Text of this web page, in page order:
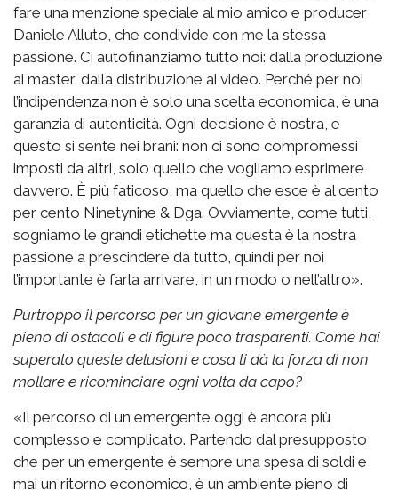
fare una menzione speciale al mio amico e producer
Daniele Alluto, che condivide con me la stessa
passione. Ci autofinanziamo tutto noi: dalla produzione
ai master, dalla distribuzione ai video. Perché per noi
l’indipendenza non è solo una scelta economica, è una
garanzia di autenticità. Ogni decisione è nostra, e
questo si sente nei brani: non ci sono compromessi
imposti da altri, solo quello che vogliamo esprimere
davvero. È più faticoso, ma quello che esce è al cento
per cento Ninetynine & Dga. Ovviamente, come tutti,
sogniamo le grandi etichette ma questa è la nostra
passione a prescindere da tutto, quindi per noi
l’importante è farla arrivare, in un modo o nell’altro».
Purtroppo il percorso per un giovane emergente è
pieno di ostacoli e di figure poco trasparenti. Come hai
superato queste delusioni e cosa ti dà la forza di non
mollare e ricominciare ogni volta da capo?
«Il percorso di un emergente oggi è ancora più
complesso e complicato. Partendo dal presupposto
che per un emergente è sempre una spesa di soldi e
mai un ritorno economico, è un ambiente pieno di